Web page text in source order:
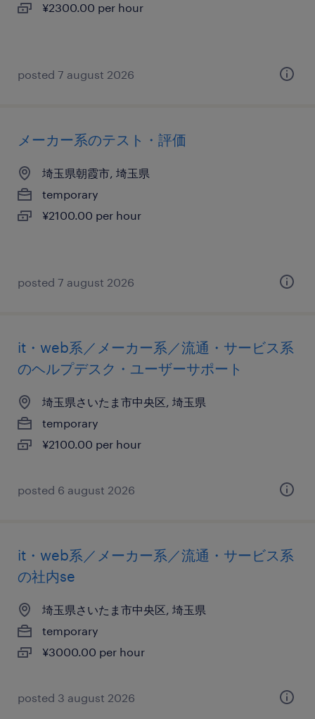
¥2300.00 per hour
posted 7 august 2026
メーカー系のテスト・評価
埼玉県朝霞市, 埼玉県
temporary
¥2100.00 per hour
posted 7 august 2026
it・web系／メーカー系／流通・サービス系
のヘルプデスク・ユーザーサポート
埼玉県さいたま市中央区, 埼玉県
temporary
¥2100.00 per hour
posted 6 august 2026
it・web系／メーカー系／流通・サービス系
の社内se
埼玉県さいたま市中央区, 埼玉県
temporary
¥3000.00 per hour
posted 3 august 2026